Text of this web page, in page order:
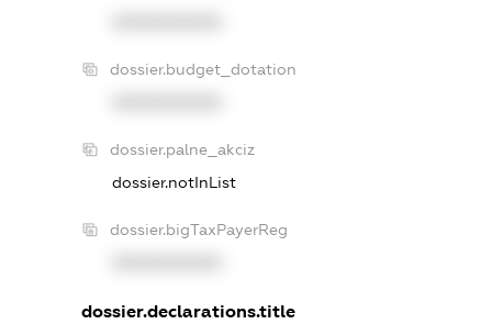
dossier.budget_dotation
dossier.palne_akciz
dossier.notInList
dossier.bigTaxPayerReg
dossier.declarations.title